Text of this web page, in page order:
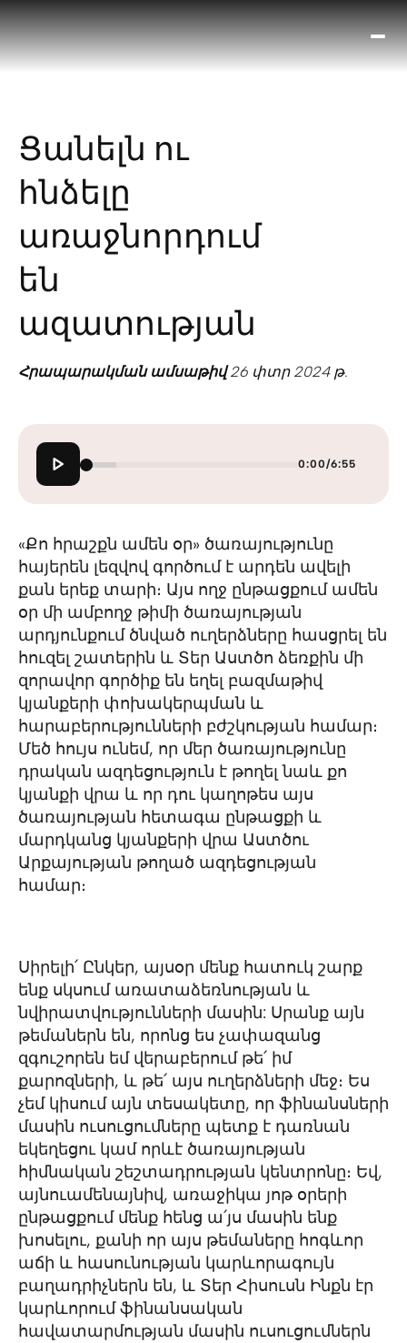
Ցանելն ու
հնձելը
առաջնորդում
են
ազատության
Հրապարակման ամսաթիվ26 փտր 2024 թ.
0:00/6:55
«Քո հրաշքն ամեն օր» ծառայությունը
հայերեն լեզվով գործում է արդեն ավելի
քան երեք տարի։ Այս ողջ ընթացքում ամեն
օր մի ամբողջ թիմի ծառայության
արդյունքում ծնված ուղերձները հասցրել են
հուզել շատերին և Տեր Աստծո ձեռքին մի
զորավոր գործիք են եղել բազմաթիվ
կյանքերի փոխակերպման և
հարաբերությունների բժշկության համար։
Մեծ հույս ունեմ, որ մեր ծառայությունը
դրական ազդեցություն է թողել նաև քո
կյանքի վրա և որ դու կաղոթես այս
ծառայության հետագա ընթացքի և
մարդկանց կյանքերի վրա Աստծու
Արքայության թողած ազդեցության
համար։
Սիրելի՛ Ընկեր, այսօր մենք հատուկ շարք
ենք սկսում առատաձեռնության և
նվիրատվությունների մասին: Սրանք այն
թեմաներն են, որոնց ես չափազանց
զգուշորեն եմ վերաբերում թե՛ իմ
քարոզների, և թե՛ այս ուղերձների մեջ։ Ես
չեմ կիսում այն տեսակետը, որ ֆինանսների
մասին ուսուցումները պետք է դառնան
եկեղեցու կամ որևէ ծառայության
հիմնական շեշտադրության կենտրոնը։ Եվ,
այնուամենայնիվ, առաջիկա յոթ օրերի
ընթացքում մենք հենց ա՛յս մասին ենք
խոսելու, քանի որ այս թեմաները հոգևոր
աճի և հասունության կարևորագույն
բաղադրիչներն են, և Տեր Հիսուսն Ինքն էր
կարևորում ֆինանսական
հավատարմության մասին ուսուցումներն